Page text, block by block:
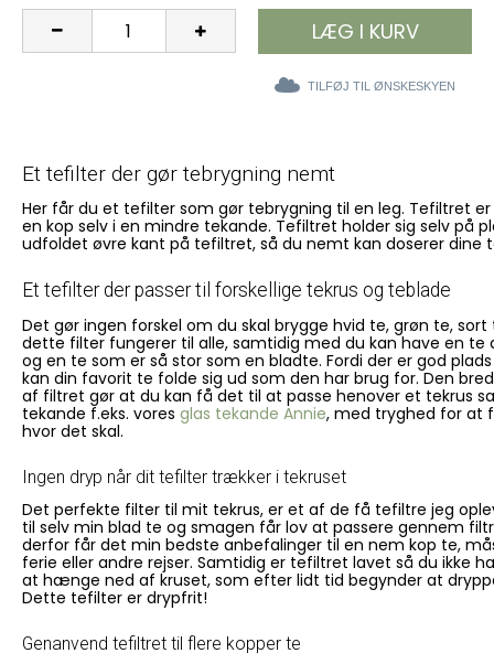
LÆG I KURV
TILFØJ TIL ØNSKESKYEN
Et tefilter der gør tebrygning nemt
Her får du et tefilter som gør tebrygning til en leg. Tefiltret
en kop selv i en mindre tekande. Tefiltret holder sig selv på
udfoldet øvre kant på tefiltret, så du nemt kan doserer dine
Et tefilter der passer til forskellige tekrus og teblade
Det gør ingen forskel om du skal brygge hvid te, grøn te,
dette filter fungerer til alle, samtidig med du kan have en te
og en te som er så stor som en bladte. Fordi der er god
kan din favorit te folde sig ud som den har brug for. Den
af filtret gør at du kan få det til at passe henover et tekrus
tekande f.eks. vores glas tekande Annie, med tryghed for at
hvor det skal.
Ingen dryp når dit tefilter trækker i tekruset
Det perfekte filter til mit tekrus, er et af de få tefiltre jeg
til selv min blad te og smagen får lov at passere gennem
derfor får det min bedste anbefalinger til en nem kop te,
ferie eller andre rejser. Samtidig er tefiltret lavet så du ikke
at hænge ned af kruset, som efter lidt tid begynder at
Dette tefilter er drypfrit!
Genanvend tefiltret til flere kopper te